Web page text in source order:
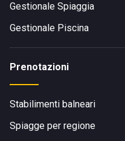
Gestionale Spiaggia
Gestionale Piscina
Prenotazioni
Stabilimenti balneari
Spiagge per regione